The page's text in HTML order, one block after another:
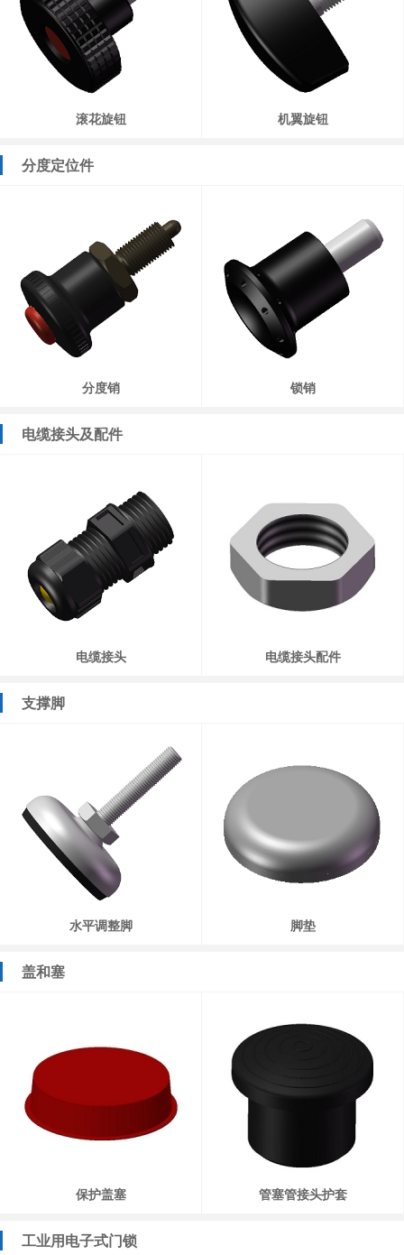
滚花旋钮 机翼旋钮
分度定位件
分度销 锁销
电缆接头及配件
电缆接头 电缆接头配件
支撑脚
水平调整脚 脚垫
盖和塞
保护盖塞 管塞管接头护套
工业用电子式门锁